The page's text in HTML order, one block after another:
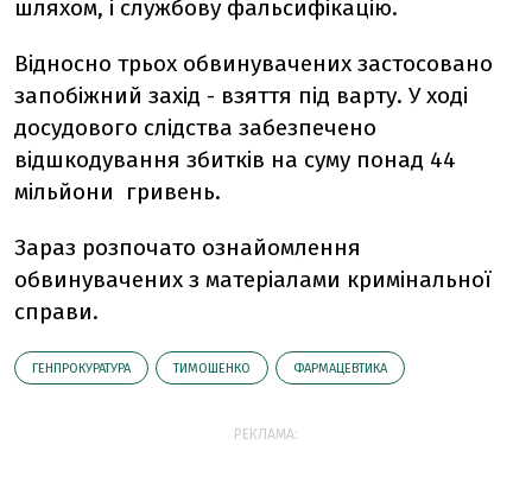
шляхом, і службову фальсифікацію.
Відносно трьох обвинувачених застосовано
запобіжний захід - взяття під варту. У ході
досудового слідства забезпечено
відшкодування збитків на суму понад 44
мільйони гривень.
Зараз розпочато ознайомлення
обвинувачених з матеріалами кримінальної
справи.
ГЕНПРОКУРАТУРА ТИМОШЕНКО ФАРМАЦЕВТИКА
РЕКЛАМА: